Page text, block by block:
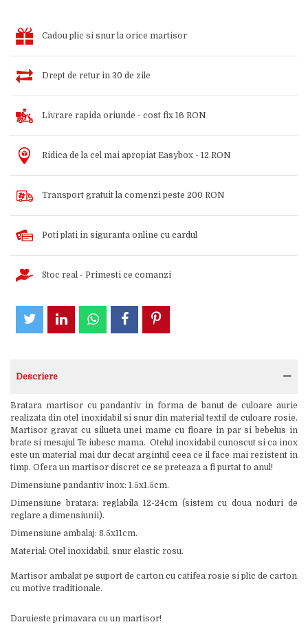
Cadou plic si snur la orice martisor
Drept de retur in 30 de zile
Livrare rapida oriunde - cost fix 16 RON
Ridica de la cel mai apropiat Easybox - 12 RON
Transport gratuit la comenzi peste 200 RON
Poti plati in siguranta online cu cardul
Stoc real - Primesti ce comanzi
Descriere
Bratara martisor cu pandantiv in forma de banut de culoare aurie
realizata din otel inoxidabil si snur din material textil de culoare rosie.
Martisor gravat cu silueta unei mame cu floare in par si bebelus in
brate si mesajul Te iubesc mama. Otelul inoxidabil cunoscut si ca inox
este un material mai dur decat argintul ceea ce il face mai rezistent in
timp. Ofera un martisor discret ce se preteaza a fi purtat to anul!
Dimensiune pandantiv inox: 1.5x1.5cm.
Dimensiune bratara: reglabila 12-24cm (sistem cu doua noduri de
reglare a dimensiunii).
Dimensiune ambalaj: 8.5x11cm.
Material: Otel inoxidabil, snur elastic rosu.
Martisor ambalat pe suport de carton cu catifea rosie si plic de carton
cu motive traditionale.
Daruieste primavara cu un martisor!